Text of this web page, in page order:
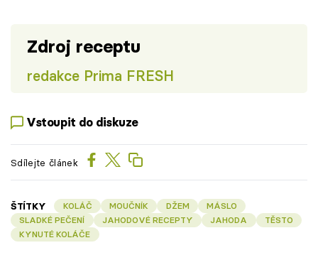
Zdroj receptu
redakce Prima FRESH
Vstoupit do diskuze
Sdílejte článek
ŠTÍTKY KOLÁČ MOUČNÍK DŽEM
MÁSLO
SLADKÉ PEČENÍ
JAHODOVÉ RECEPTY JAHODA
TĚSTO
KYNUTÉ KOLÁČE